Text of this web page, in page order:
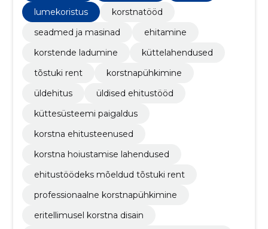
lumekoristus
korstnatööd
seadmed ja masinad
ehitamine
korstende ladumine
küttelahendused
tõstuki rent
korstnapühkimine
üldehitus
üldised ehitustööd
küttesüsteemi paigaldus
korstna ehitusteenused
korstna hoiustamise lahendused
ehitustöödeks mõeldud tõstuki rent
professionaalne korstnapühkimine
eritellimusel korstna disain